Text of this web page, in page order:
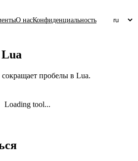
О насКонфиденциальность
пробелы в Lua.
Loading tool...